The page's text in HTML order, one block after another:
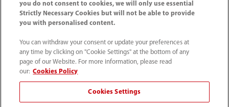
52 55 5661 9450
Condiciones de uso｜Mapa del sitio｜Aviso cookies
Aviso de privacidad
Contáctenos
you do not consent to cookies, we will only use essential
Strictly Necessary Cookies but will not be able to provide
you with personalised content.
You can withdraw your consent or update your preferences at
any time by clicking on "Cookie Settings" at the bottom of any
page of our Website. For more information, please read
our: Cookies Policy
Cookies Settings